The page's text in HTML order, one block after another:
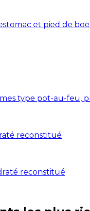
et pied de
type pot-au-feu,
reconstitué
reconstitué